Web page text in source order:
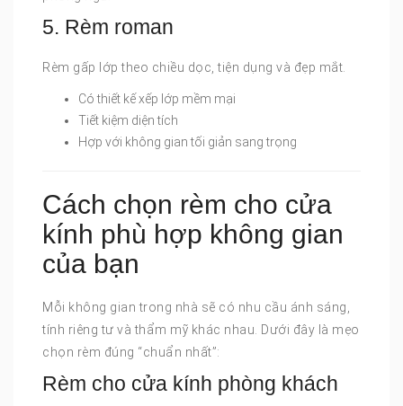
5. Rèm roman
Rèm gấp lớp theo chiều dọc, tiện dụng và đẹp mắt.
Có thiết kế xếp lớp mềm mại
Tiết kiệm diện tích
Hợp với không gian tối giản sang trọng
Cách chọn rèm cho cửa
kính phù hợp không gian
của bạn
Mỗi không gian trong nhà sẽ có nhu cầu ánh sáng,
tính riêng tư và thẩm mỹ khác nhau. Dưới đây là mẹo
chọn rèm đúng “chuẩn nhất”:
Rèm cho cửa kính phòng khách